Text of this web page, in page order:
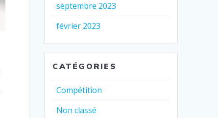
septembre 2023
février 2023
CATÉGORIES
Compétition
Non classé